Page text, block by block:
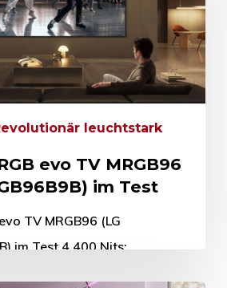
leuchtstark
evo TV MRGB96
im Test
TV MRGB96 (LG
im Test 4.400 Nits: